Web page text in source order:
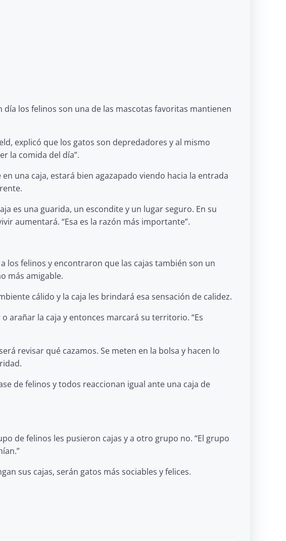
los felinos son una de las mascotas favoritas mantienen
explicó que los gatos son depredadores y al mismo
la comida del día”.
una caja, estará bien agazapado viendo hacia la entrada
es una guarida, un escondite y un lugar seguro. En su
aumentará. “Esa es la razón más importante”.
los felinos y encontraron que las cajas también son un
más amigable.
cálido y la caja les brindará esa sensación de calidez.
arañar la caja y entonces marcará su territorio. “Es
revisar qué cazamos. Se meten en la bolsa y hacen lo
de felinos y todos reaccionan igual ante una caja de
de felinos les pusieron cajas y a otro grupo no. “El grupo
sus cajas, serán gatos más sociables y felices.